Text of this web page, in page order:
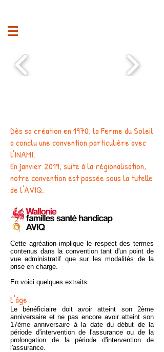
Dès sa création en 1970, la Ferme du Soleil
a conclu une convention particulière avec
l'INAMI.
En janvier 2019, suite à la régionalisation,
notre convention est passée sous la tutelle
de l'AVIQ.
Cette agréation implique le respect des termes
contenus dans la convention tant d'un point de
vue administratif que sur les modalités de la
prise en charge.
En voici quelques extraits :
L'âge :
Le bénéficiaire doit avoir atteint son 2ème
anniversaire et ne pas encore avoir atteint son
17ème anniversaire à la date du début de la
période d'intervention de l'assurance ou de la
prolongation de la période d'intervention de
l'assurance.